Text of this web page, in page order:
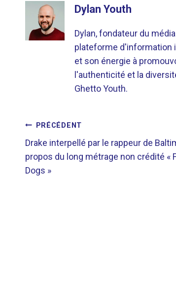
Dylan Youth
Dylan, fondateur du
plateforme d'information
et son énergie à
l'authenticité et la
Ghetto Youth.
DE
L’ARTICLE
PRÉCÉDENT
Drake interpellé par le rappeur de
propos du long métrage non crédité «
Dogs »